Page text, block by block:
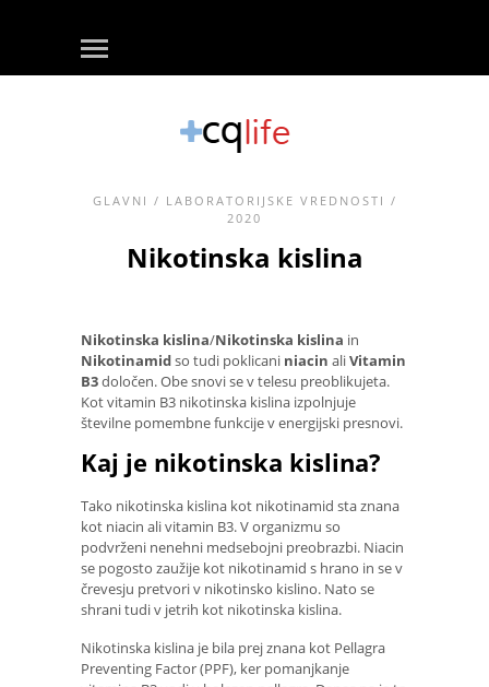
GLAVNI / LABORATORIJSKE VREDNOSTI /
2020
Nikotinska kislina
Nikotinska kislina/Nikotinska kislina in
Nikotinamidso tudi poklicani niacin aliVitamin
B3določen. Obe snovi se v telesu preoblikujeta.
Kot vitamin B3 nikotinska kislina izpolnjuje
številne pomembne funkcije v energijski presnovi.
Kaj je nikotinska kislina?
Tako nikotinska kislina kot nikotinamid sta znana
kot niacin ali vitamin B3. V organizmu so
podvrženi nenehni medsebojni preobrazbi. Niacin
se pogosto zaužije kot nikotinamid s hrano in se v
črevesju pretvori v nikotinsko kislino. Nato se
shrani tudi v jetrih kot nikotinska kislina.
Nikotinska kislina je bila prej znana kot Pellagra
Preventing Factor (PPF), ker pomanjkanje